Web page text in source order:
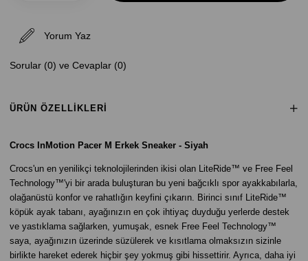
Yorum Yaz
Sorular (0) ve Cevaplar (0)
ÜRÜN ÖZELLIKLERI
Crocs InMotion Pacer M Erkek Sneaker - Siyah
Crocs'un en yenilikçi teknolojilerinden ikisi olan LiteRide™ ve Free Feel
Technology™'yi bir arada buluşturan bu yeni bağcıklı spor ayakkabılarla,
olağanüstü konfor ve rahatlığın keyfini çıkarın. Birinci sınıf LiteRide™
köpük ayak tabanı, ayağınızın en çok ihtiyaç duyduğu yerlerde destek
ve yastıklama sağlarken, yumuşak, esnek Free Feel Technology™
saya, ayağınızın üzerinde süzülerek ve kısıtlama olmaksızın sizinle
birlikte hareket ederek hiçbir şey yokmuş gibi hissettirir. Ayrıca, daha iyi